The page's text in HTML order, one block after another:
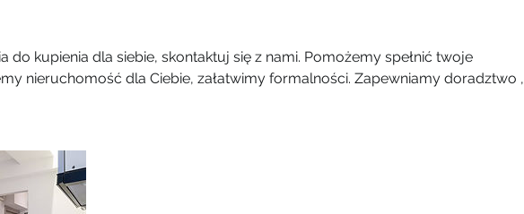
do kupienia dla siebie, skontaktuj się z nami. Pomożemy spełnić twoje
nieruchomość dla Ciebie, załatwimy formalności. Zapewniamy doradztwo ,